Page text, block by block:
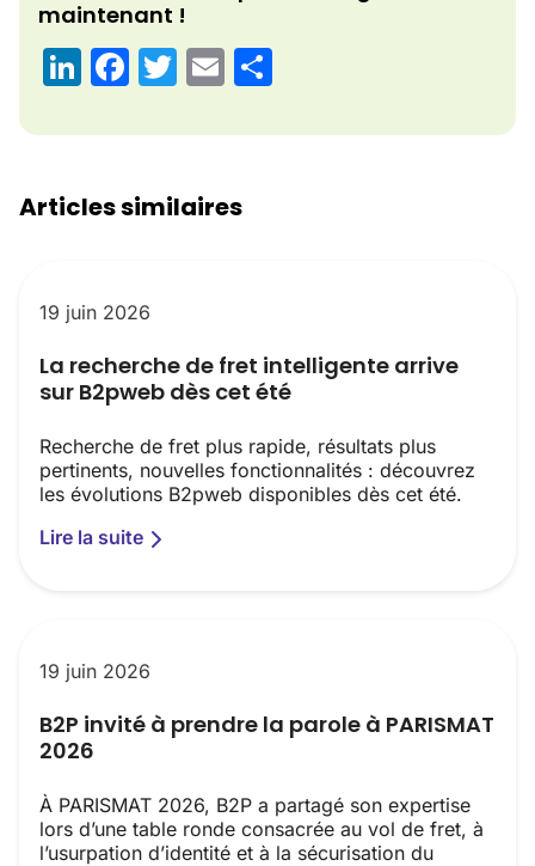
maintenant !
LinkedInFacebook
Twitter Email
Articles similaires
19 juin 2026
La recherche de fret intelligente arrive
sur B2pweb dès cet été
Recherche de fret plus rapide, résultats plus
pertinents, nouvelles fonctionnalités : découvrez
les évolutions B2pweb disponibles dès cet été.
Lire la suite
19 juin 2026
B2P invité à prendre la parole à PARISMAT
2026
À PARISMAT 2026, B2P a partagé son expertise
lors d’une table ronde consacrée au vol de fret, à
l’usurpation d’identité et à la sécurisation du